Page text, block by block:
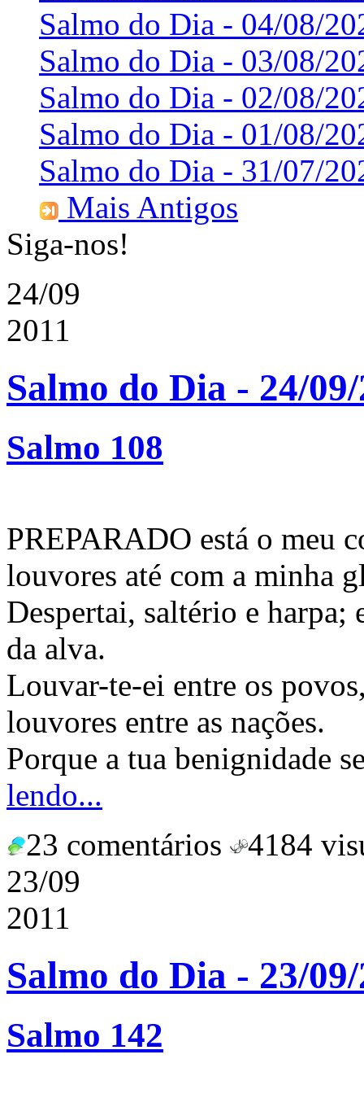
Salmo do Dia - 04/08/
Salmo do Dia - 03/08/
Salmo do Dia - 02/08/
Salmo do Dia - 01/08/
Salmo do Dia - 31/07/
Mais Antigos
Siga-nos!
24/09
2011
Salmo do Dia - 24/09/
Salmo 108
PREPARADO está o meu
louvores até com a minha
Despertai, saltério e harpa;
da alva.
Louvar-te-ei entre os
louvores entre as nações.
Porque a tua benignidade
lendo...
23 comentários
4184
23/09
2011
Salmo do Dia - 23/09/
Salmo 142